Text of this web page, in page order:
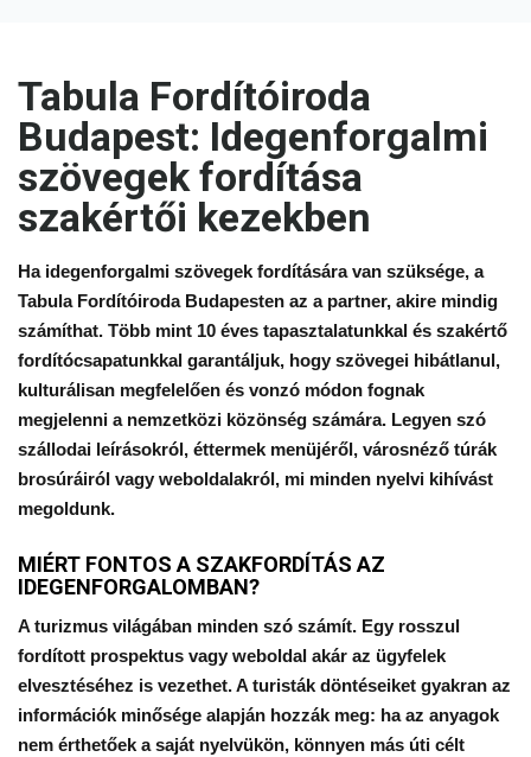
Idegenforgalmi
szövegek
fordítása
Tabula Fordítóiroda
Budapest: Idegenforgalmi
szövegek fordítása
szakértői kezekben
Ha idegenforgalmi szövegek fordítására van szüksége, a
Tabula Fordítóiroda Budapesten az a partner, akire mindig
számíthat. Több mint 10 éves tapasztalatunkkal és szakértő
fordítócsapatunkkal garantáljuk, hogy szövegei hibátlanul,
kulturálisan megfelelően és vonzó módon fognak
megjelenni a nemzetközi közönség számára. Legyen szó
szállodai leírásokról, éttermek menüjéről, városnéző túrák
brosúráiról vagy weboldalakról, mi minden nyelvi kihívást
megoldunk.
MIÉRT FONTOS A SZAKFORDÍTÁS AZ
IDEGENFORGALOMBAN?
A turizmus világában minden szó számít. Egy rosszul
fordított prospektus vagy weboldal akár az ügyfelek
elvesztéséhez is vezethet. A turisták döntéseiket gyakran az
információk minősége alapján hozzák meg: ha az anyagok
nem érthetőek a saját nyelvükön, könnyen más úti célt